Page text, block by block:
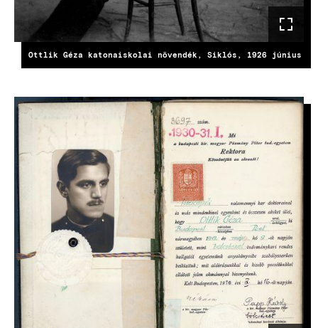
Ottlik Géza katonaiskolai növendék, Siklós, 1926 június
KÉP